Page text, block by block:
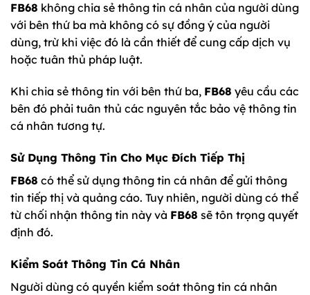
FB68 không chia sẻ thông tin cá nhân của người dùng
với bên thứ ba mà không có sự đồng ý của người
dùng, trừ khi việc đó là cần thiết để cung cấp dịch vụ
hoặc tuân thủ pháp luật.
Khi chia sẻ thông tin với bên thứ ba, FB68 yêu cầu các
bên đó phải tuân thủ các nguyên tắc bảo vệ thông tin
cá nhân tương tự.
Sử Dụng Thông Tin Cho Mục Đích Tiếp Thị
FB68 có thể sử dụng thông tin cá nhân để gửi thông
tin tiếp thị và quảng cáo. Tuy nhiên, người dùng có thể
từ chối nhận thông tin này và FB68 sẽ tôn trọng quyết
định đó.
Kiểm Soát Thông Tin Cá Nhân
Người dùng có quyền kiểm soát thông tin cá nhân